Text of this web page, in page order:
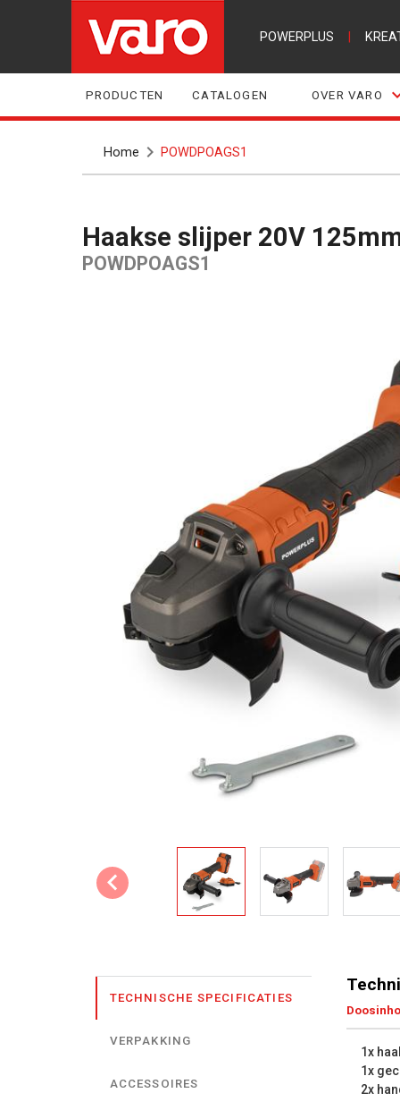
POWERPLUS
PRODUCTEN CATALOGEN OVER VARO
Home POWDPOAGS1
Haakse slijper 20V
POWDPOAGS1
TECHNISCHE SPECIFICATIES
VERPAKKING
ACCESSOIRES
1x
1x
2x